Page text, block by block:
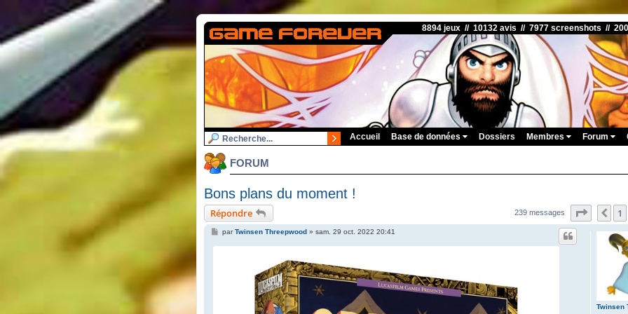
8894 jeux // 10132 avis // 7977 screenshots //
Accueil Base de données Dossiers Membres Forum
FORUM
Bons plans du moment !
Répondre 239 messages Page 161
Twinsen
M
s
parTwinsen Threepwood» sam. 29 oct. 2022 20:41